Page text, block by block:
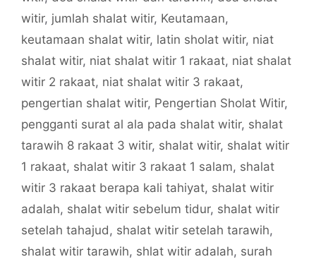
witir, jumlah shalat witir, Keutamaan,
keutamaan shalat witir, latin sholat witir, niat
shalat witir, niat shalat witir 1 rakaat, niat shalat
witir 2 rakaat, niat shalat witir 3 rakaat,
pengertian shalat witir, Pengertian Sholat Witir,
pengganti surat al ala pada shalat witir, shalat
tarawih 8 rakaat 3 witir, shalat witir, shalat witir
1 rakaat, shalat witir 3 rakaat 1 salam, shalat
witir 3 rakaat berapa kali tahiyat, shalat witir
adalah, shalat witir sebelum tidur, shalat witir
setelah tahajud , shalat witir setelah tarawih,
shalat witir tarawih, shlat witir adalah, surah